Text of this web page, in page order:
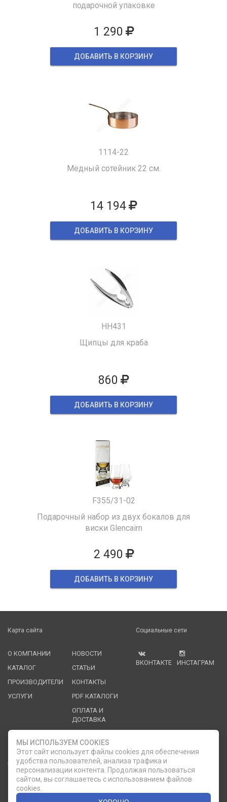
подарочной упаковке
1 290
ДОБАВИТЬ В КОРЗИНУ
1114-22
Медный сотейник 22 см.
14 194
ДОБАВИТЬ В КОРЗИНУ
HH431
Щипцы для краба
860
ДОБАВИТЬ В КОРЗИНУ
F355/31-02
Подарочный набор из двух бокалов для
виски Glencairn
2 490
ДОБАВИТЬ В КОРЗИНУ
Карта сайта
О КОМПАНИИ
КАТАЛОГ
ПРОИЗВОДИТЕЛИ
УСЛУГИ
НОВОСТИ
СТАТЬИ
КОНТАКТЫ
PDF КАТАЛОГИ
ОПЛАТА И
ДОСТАВКА
Социальные сети
ВКОНТАКТЕ ИНСТАГРАМ
Служба клиентской поддержки
ОБРАТНЫЙ ЗВОНОК phone
8 (812) 335-21-16
8 (812) 335-21-17 7 (911) 947-43-48
МЫ ИСПОЛЬЗУЕМ COOKIES
Этот сайт использует файлы cookies для обеспечения
удобства пользователей, анализа трафика и
персонализации контента. Продолжая пользоваться
сайтом, вы соглашаетесь с использованием файлов
cookies.